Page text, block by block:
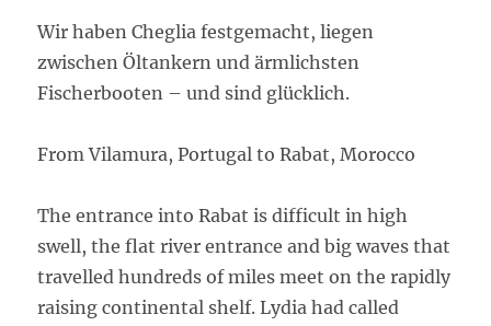
Wir haben Cheglia festgemacht, liegen
zwischen Öltankern und ärmlichsten
Fischerbooten – und sind glücklich.
From Vilamura, Portugal to Rabat, Morocco
The entrance into Rabat is difficult in high
swell, the flat river entrance and big waves that
travelled hundreds of miles meet on the rapidly
raising continental shelf. Lydia had called